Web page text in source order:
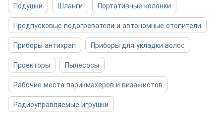
Подушки
Шланги
Портативные колонки
Предпусковые подогреватели и автономные отопители
Приборы антихрап
Приборы для укладки волос
Проекторы
Пылесосы
Рабочие места парикмахеров и визажистов
Радиоуправляемые игрушки